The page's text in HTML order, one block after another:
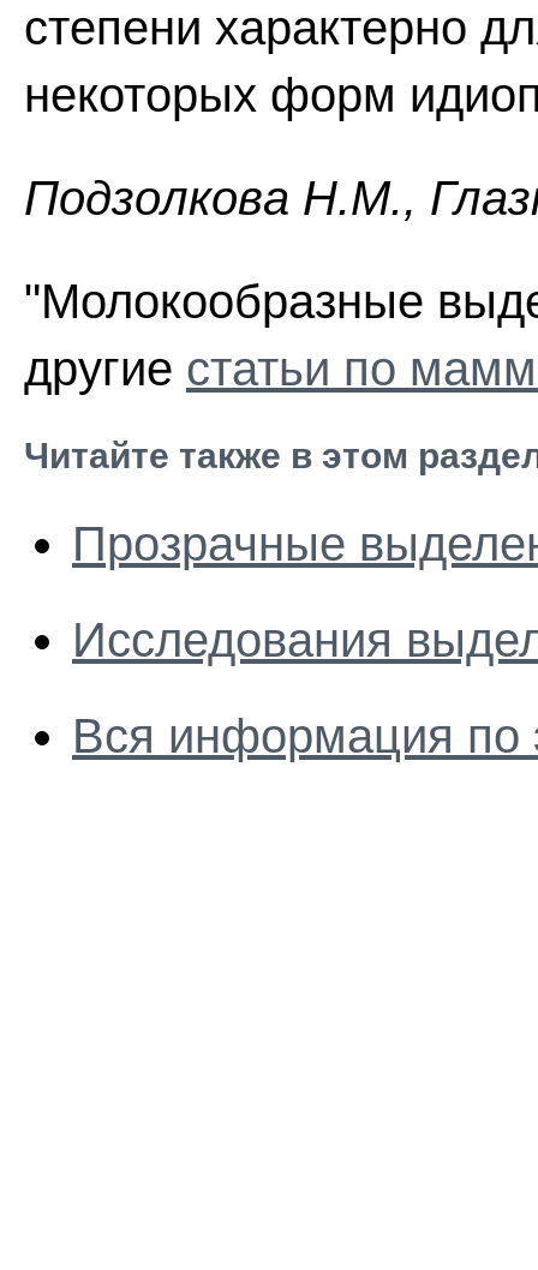
степени характерно
некоторых форм
Пoдзoлкoвa H.M.,
"Молокообразные
другие статьи по
Читайте также в этом
Прозрачные
Исследования
Вся информация по